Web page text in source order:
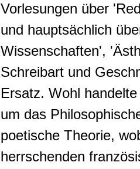
Vorlesungen über
und hauptsächlich
Wissenschaften',
Schreibart und
Ersatz. Wohl
um das
poetische Theorie,
herrschenden